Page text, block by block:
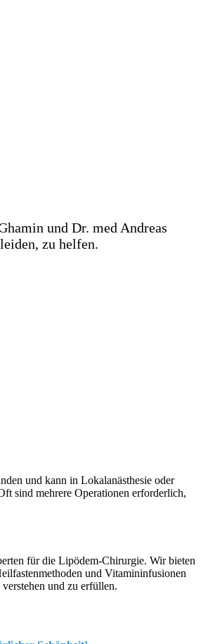
und Dr. med Andreas
zu helfen.
und kann in Lokalanästhesie oder
sind mehrere Operationen erforderlich,
für die Lipödem-Chirurgie. Wir bieten
und Vitamininfusionen
und zu erfüllen.